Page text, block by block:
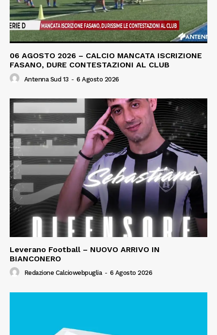
06 AGOSTO 2026 – CALCIO MANCATA ISCRIZIONE
FASANO, DURE CONTESTAZIONI AL CLUB
Antenna Sud 13 - 6 Agosto 2026
Leverano Football – NUOVO ARRIVO IN
BIANCONERO
Redazione Calciowebpuglia - 6 Agosto 2026